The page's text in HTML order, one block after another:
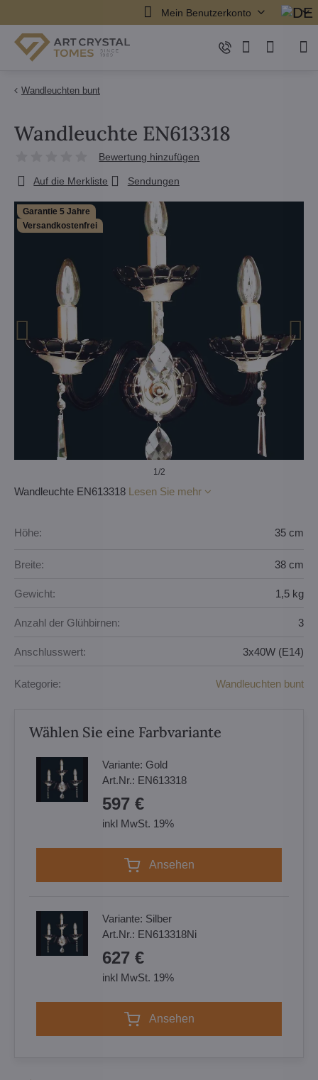
Mein Benutzerkonto
Wandleuchten bunt
Garantie 5 Jahre
Versandkostenfrei
1/2
Wandleuchte EN613318
Bewertung hinzufügen
Auf die Merkliste Sendungen
Wandleuchte EN613318 Lesen Sie mehr
Höhe: 35 cm
Breite: 38 cm
Gewicht: 1,5 kg
Anzahl der Glühbirnen: 3
Anschlusswert: 3x40W (E14)
Kategorie: Wandleuchten bunt
Wählen Sie eine Farbvariante
Variante: Gold
Art.Nr.: EN613318
597 €
inkl MwSt. 19%
Ansehen
Variante: Silber
Art.Nr.: EN613318Ni
627 €
inkl MwSt. 19%
Ansehen